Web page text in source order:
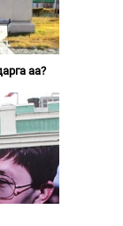
аа?